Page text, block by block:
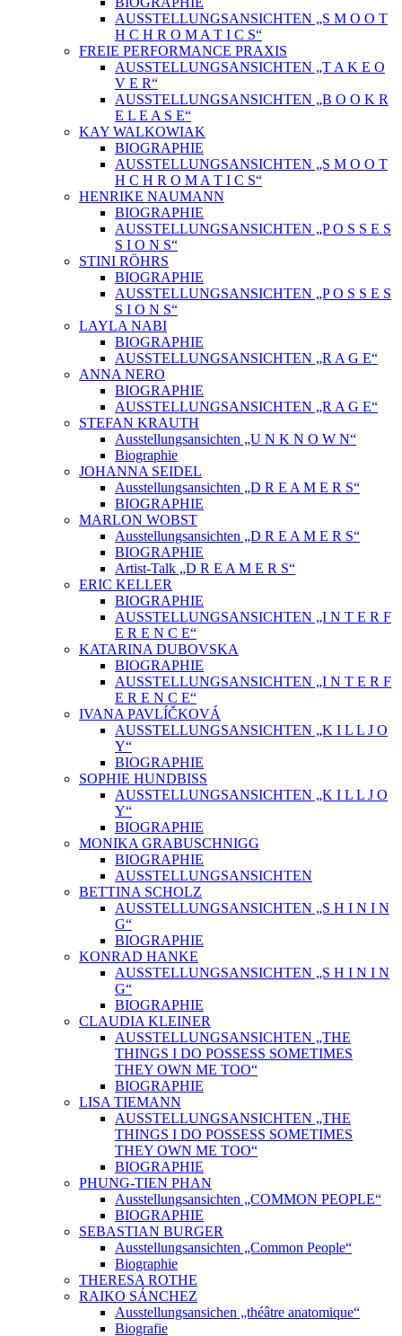
AUSSTELLUNGSANSICHTEN „S M O O T
H C H R O M A T I C S“
FREIE PERFORMANCE PRAXIS
AUSSTELLUNGSANSICHTEN „T A K E O
V E R“
AUSSTELLUNGSANSICHTEN „B O O K R
E L E A S E“
KAY WALKOWIAK
BIOGRAPHIE
AUSSTELLUNGSANSICHTEN „S M O O T
H C H R O M A T I C S“
HENRIKE NAUMANN
BIOGRAPHIE
AUSSTELLUNGSANSICHTEN „P O S S E S
S I O N S“
STINI RÖHRS
BIOGRAPHIE
AUSSTELLUNGSANSICHTEN „P O S S E S
S I O N S“
LAYLA NABI
BIOGRAPHIE
AUSSTELLUNGSANSICHTEN „R A G E“
ANNA NERO
BIOGRAPHIE
AUSSTELLUNGSANSICHTEN „R A G E“
STEFAN KRAUTH
Ausstellungsansichten „U N K N O W N“
Biographie
JOHANNA SEIDEL
Ausstellungsansichten „D R E A M E R S“
BIOGRAPHIE
MARLON WOBST
Ausstellungsansichten „D R E A M E R S“
BIOGRAPHIE
Artist-Talk „D R E A M E R S“
ERIC KELLER
BIOGRAPHIE
AUSSTELLUNGSANSICHTEN „I N T E R F
E R E N C E“
KATARINA DUBOVSKA
BIOGRAPHIE
AUSSTELLUNGSANSICHTEN „I N T E R F
E R E N C E“
IVANA PAVLÍČKOVÁ
AUSSTELLUNGSANSICHTEN „K I L L J O
Y“
BIOGRAPHIE
SOPHIE HUNDBISS
AUSSTELLUNGSANSICHTEN „K I L L J O
Y“
BIOGRAPHIE
MONIKA GRABUSCHNIGG
BIOGRAPHIE
AUSSTELLUNGSANSICHTEN
BETTINA SCHOLZ
AUSSTELLUNGSANSICHTEN „S H I N I N
G“
BIOGRAPHIE
KONRAD HANKE
AUSSTELLUNGSANSICHTEN „S H I N I N
G“
BIOGRAPHIE
CLAUDIA KLEINER
AUSSTELLUNGSANSICHTEN „THE
THINGS I DO POSSESS SOMETIMES
THEY OWN ME TOO“
BIOGRAPHIE
LISA TIEMANN
AUSSTELLUNGSANSICHTEN „THE
THINGS I DO POSSESS SOMETIMES
THEY OWN ME TOO“
BIOGRAPHIE
PHUNG-TIEN PHAN
Ausstellungsansichten „COMMON PEOPLE“
BIOGRAPHIE
SEBASTIAN BURGER
Ausstellungsansichten „Common People“
Biographie
THERESA ROTHE
RAIKO SÁNCHEZ
Ausstellungsansichen „théâtre anatomique“
Biografie